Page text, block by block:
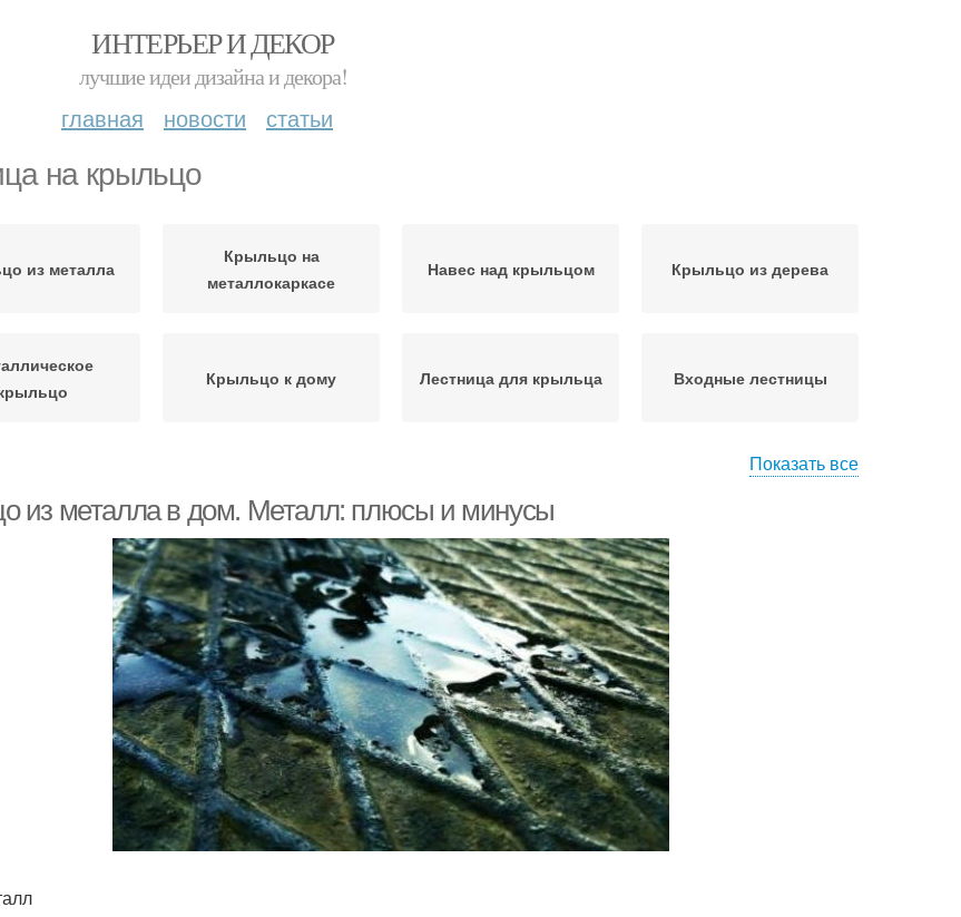
ИНТЕРЬЕР И ДЕКОР
лучшие идеи дизайна и декора!
главная новости статьи
на крыльцо
из металла
Крыльцо на
металлокаркасе
Навес над крыльцом Крыльцо из дерева
Крыльцо к дому Лестница для крыльца Входные лестницы
Показать все
из металла в дом. Металл: плюсы и минусы